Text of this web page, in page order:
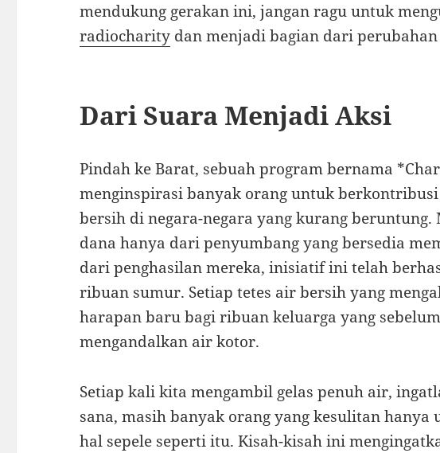
mendukung gerakan ini, jangan ragu untuk
radiocharity dan menjadi bagian dari
Dari Suara Menjadi Aksi
Pindah ke Barat, sebuah program bernama
menginspirasi banyak orang untuk
bersih di negara-negara yang kurang beruntung.
dana hanya dari penyumbang yang bersedia
dari penghasilan mereka, inisiatif ini telah
ribuan sumur. Setiap tetes air bersih yang
harapan baru bagi ribuan keluarga yang
mengandalkan air kotor.
Setiap kali kita mengambil gelas penuh air,
sana, masih banyak orang yang kesulitan hanya
hal sepele seperti itu. Kisah-kisah ini